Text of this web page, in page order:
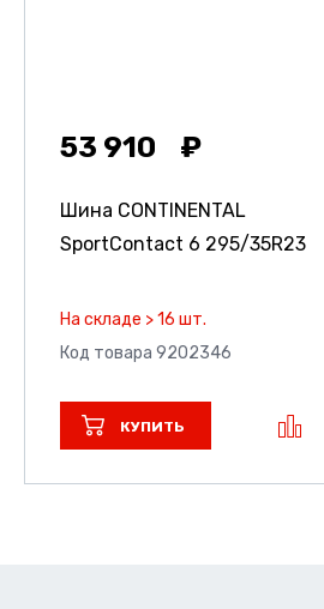
53 910
Шина CONTINENTAL
SportContact 6 295/35R23
На складе > 16 шт.
Код товара 9202346
КУПИТЬ